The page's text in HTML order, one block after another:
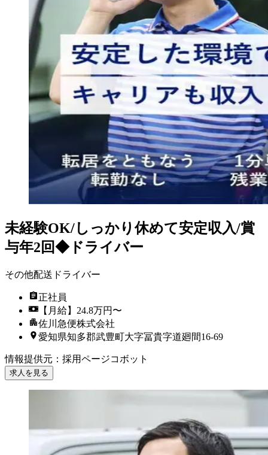
未経験OK/しっかり休めて安定収入/賞
与年2回◆ドライバー
その他配送ドライバー
正社員
【月給】24.8万円〜
佐川急便株式会社
愛知県知多郡武豊町大字冨貴字道廻間16-69
情報提供元 ： 採用ページコボット
求人を見る